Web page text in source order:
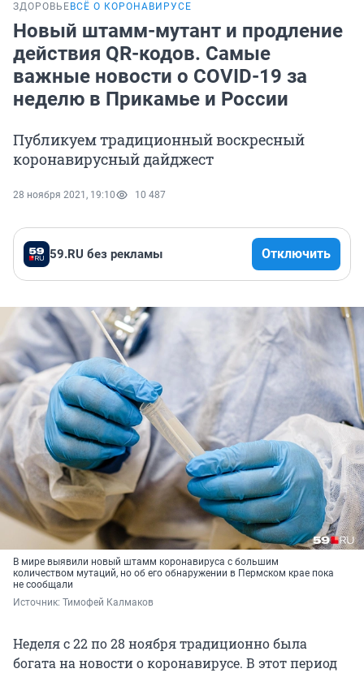
ЗДОРОВЬЕ ВСЁ О КОРОНАВИРУСЕ
Новый штамм-мутант и продление
действия QR-кодов. Самые
важные новости о COVID-19 за
неделю в Прикамье и России
Публикуем традиционный воскресный
коронавирусный дайджест
28 ноября 2021, 19:10 10 487
59.RU без рекламы Отключить
В мире выявили новый штамм коронавируса с большим
количеством мутаций, но об его обнаружении в Пермском крае пока
не сообщали
Источник: Тимофей Калмаков
Неделя с 22 по 28 ноября традиционно была
богата на новости о коронавирусе. В этот период